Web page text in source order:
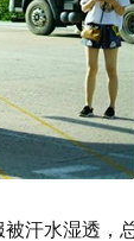
汗水湿透，